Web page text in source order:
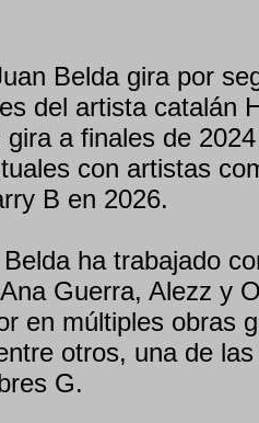
Belda gira por
del artista catalán
gira a finales de
con artistas
B en 2026.
ha trabajado
Guerra, Alezz y
en múltiples obras
otros, una de
G.